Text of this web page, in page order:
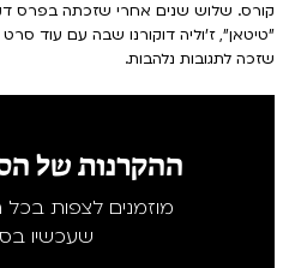
קורס. שלוש שנים אחרי שזכתה בפרס
"טיטאן", ז'וליה דוקורנו שבה עם עוד
שזכה לתגובות נלהבות.
ההקרנות של
מוזמנים לצפות
שעכשיו